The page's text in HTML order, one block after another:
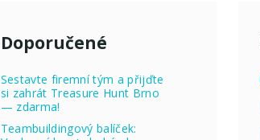
Doporučené
Sestavte firemní tým a přijďte
si zahrát Treasure Hunt Brno
— zdarma!
Teambuildingový balíček: